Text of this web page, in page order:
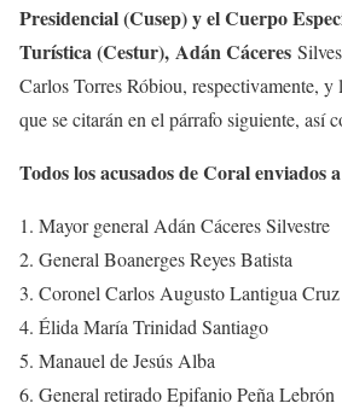
Presidencial (Cusep) y el Cuerpo
Turística (Cestur), Adán Cáceres
Carlos Torres Róbiou, respectivamente, y
que se citarán en el párrafo siguiente, así
Todos los acusados de Coral enviados
Mayor general Adán Cáceres Silvestre
General Boanerges Reyes Batista
Coronel Carlos Augusto Lantigua Cruz
Élida María Trinidad Santiago
Manauel de Jesús Alba
General retirado Epifanio Peña Lebrón